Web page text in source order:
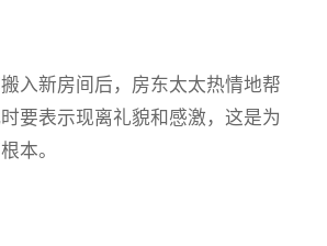
入新房间后，房东太太热情地帮
要表示现离礼貌和感激，这是为
本。